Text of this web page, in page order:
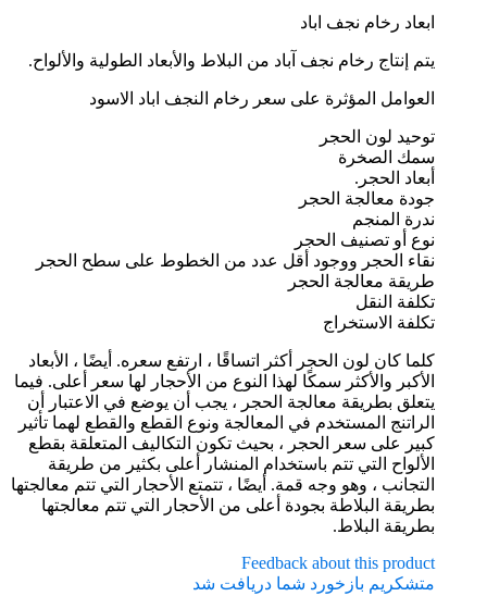
ابعاد رخام نجف اباد
يتم إنتاج رخام نجف آباد من البلاط والأبعاد الطولية والألواح.
العوامل المؤثرة على سعر رخام النجف اباد الاسود
توحيد لون الحجر
سمك الصخرة
أبعاد الحجر.
جودة معالجة الحجر
ندرة المنجم
نوع أو تصنيف الحجر
نقاء الحجر ووجود أقل عدد من الخطوط على سطح الحجر
طريقة معالجة الحجر
تكلفة النقل
تكلفة الاستخراج
كلما كان لون الحجر أكثر اتساقًا ، ارتفع سعره. أيضًا ، الأبعاد
الأكبر والأكثر سمكًا لهذا النوع من الأحجار لها سعر أعلى. فيما
يتعلق بطريقة معالجة الحجر ، يجب أن يوضع في الاعتبار أن
الراتنج المستخدم في المعالجة ونوع القطع والقطع لهما تأثير
كبير على سعر الحجر ، بحيث تكون التكاليف المتعلقة بقطع
الألواح التي تتم باستخدام المنشار أعلى بكثير من طريقة
التجانب ، وهو وجه قمة. أيضًا ، تتمتع الأحجار التي تتم معالجتها
بطريقة البلاطة بجودة أعلى من الأحجار التي تتم معالجتها
بطريقة البلاط.
Feedback about this product
متشکریم بازخورد شما دریافت شد